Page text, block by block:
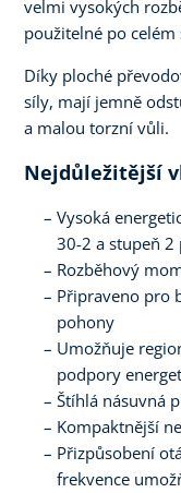
velmi vysokých
použitelné po
Díky ploché
síly, mají jemně
a malou torzní vůli.
Nejdůležitější
Vysoká
30-2 a stupeň
Rozběhový
Připraveno pro
pohony
Umožňuje
podpory
Štíhlá násuvná
Kompaktnější
Přizpůsobení
frekvence